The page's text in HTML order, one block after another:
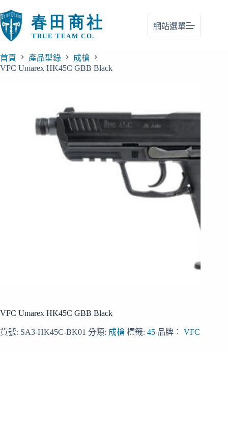
至
主
內
容
網站選單
首頁 產品型錄
成槍
VFC Umarex HK45C GBB Black
VFC Umarex HK45C GBB Black
貨號: SA3-HK45C-BK01 分類: 成槍 標籤: 45 品牌： VFC